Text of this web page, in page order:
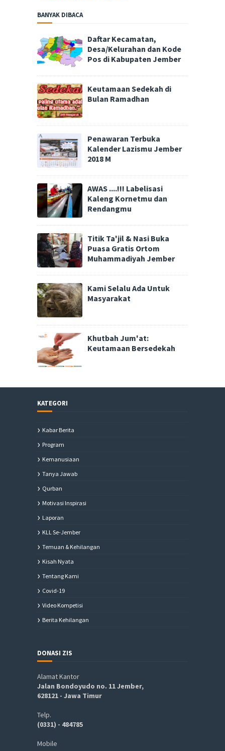
BANYAK DIBACA
Daftar Kecamatan,
Desa/Kelurahan dan Kode
Pos di Kabupaten Jember
Keutamaan Sedekah di
Bulan Ramadhan
Penawaran Terbuka
Kalender Lazismu Jember
2018 M
AWAS ....!!! Labelisasi
Kaleng Kornetmu dan
Rendangmu
Titik Ta'jil & Nasi Buka
Puasa Gratis Ortom
Muhammadiyah Jember
Kami Selalu Ada Untuk
Masyarakat
Khutbah Jum'at:
Keutamaan Bersedekah
KATEGORI
Kabar Berita
Program
Kemanusiaan
Tanya Jawab
Qurban
Motivasi Inspirasi
Laporan
KLL Se-Jember
Temuan & Kehilangan
Kisah Nyata
Tentang Kami
Covid-19
Video Kompetisi
Berita Kehilangan
DONASI ZIS
Alamat Kantor
Jalan Bondoyudo no. 11 Jember,
628121 - Jawa Timur
Telp.
(0331) - 484785
Mobile